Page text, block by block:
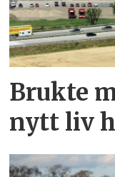
Brukte
nytt liv